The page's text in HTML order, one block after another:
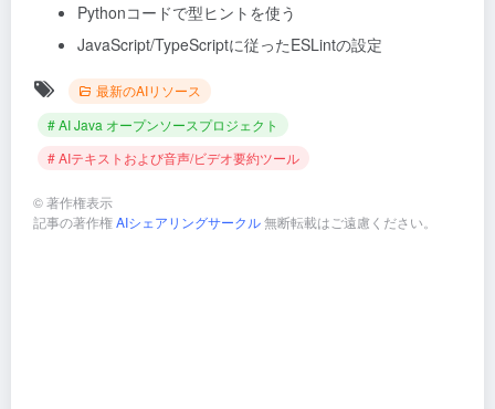
Pythonコードで型ヒントを使う
JavaScript/TypeScriptに従ったESLintの設定
最新のAIリソース
# AI Java オープンソースプロジェクト
# AIテキストおよび音声/ビデオ要約ツール
©著作権表示
記事の著作権AIシェアリングサークル無断転載はご遠慮ください。